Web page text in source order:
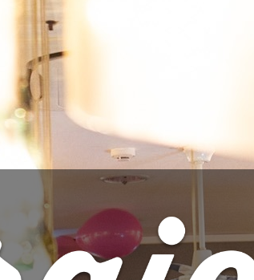
- Tiger
8,80 €
ADICIONAR